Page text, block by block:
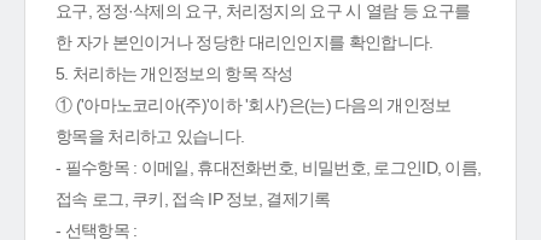
요구, 정정·삭제의 요구, 처리정지의 요구 시 열람 등 요구를
한 자가 본인이거나 정당한 대리인인지를 확인합니다.
5. 처리하는 개인정보의 항목 작성
① ('아마노코리아(주)'이하 '회사')은(는) 다음의 개인정보
항목을 처리하고 있습니다.
- 필수항목 : 이메일, 휴대전화번호, 비밀번호, 로그인ID, 이름,
접속 로그, 쿠키, 접속 IP 정보, 결제기록
- 선택항목 :